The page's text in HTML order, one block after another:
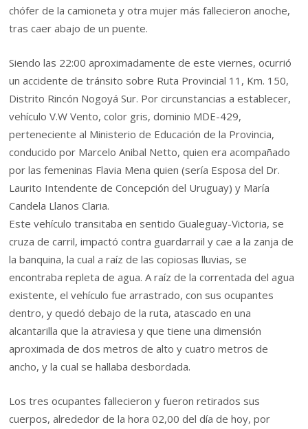
chófer de la camioneta y otra mujer más fallecieron anoche,
tras caer abajo de un puente.
Siendo las 22:00 aproximadamente de este viernes, ocurrió
un accidente de tránsito sobre Ruta Provincial 11, Km. 150,
Distrito Rincón Nogoyá Sur. Por circunstancias a establecer,
vehículo V.W Vento, color gris, dominio MDE-429,
perteneciente al Ministerio de Educación de la Provincia,
conducido por Marcelo Anibal Netto, quien era acompañado
por las femeninas Flavia Mena quien (sería Esposa del Dr.
Laurito Intendente de Concepción del Uruguay) y María
Candela Llanos Claria.
Este vehículo transitaba en sentido Gualeguay-Victoria, se
cruza de carril, impactó contra guardarrail y cae a la zanja de
la banquina, la cual a raíz de las copiosas lluvias, se
encontraba repleta de agua. A raíz de la correntada del agua
existente, el vehículo fue arrastrado, con sus ocupantes
dentro, y quedó debajo de la ruta, atascado en una
alcantarilla que la atraviesa y que tiene una dimensión
aproximada de dos metros de alto y cuatro metros de
ancho, y la cual se hallaba desbordada.
Los tres ocupantes fallecieron y fueron retirados sus
cuerpos, alrededor de la hora 02,00 del día de hoy, por